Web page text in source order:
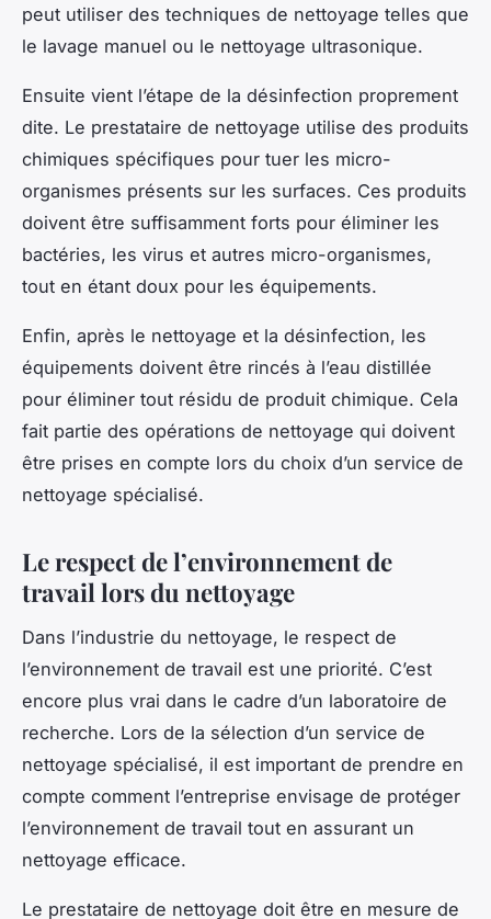
peut utiliser des techniques de nettoyage telles que
le lavage manuel ou le nettoyage ultrasonique.
Ensuite vient l’étape de la désinfection proprement
dite. Le prestataire de nettoyage utilise des produits
chimiques spécifiques pour tuer les micro-
organismes présents sur les surfaces. Ces produits
doivent être suffisamment forts pour éliminer les
bactéries, les virus et autres micro-organismes,
tout en étant doux pour les équipements.
Enfin, après le nettoyage et la désinfection, les
équipements doivent être rincés à l’eau distillée
pour éliminer tout résidu de produit chimique. Cela
fait partie des opérations de nettoyage qui doivent
être prises en compte lors du choix d’un service de
nettoyage spécialisé.
Le respect de l’environnement de
travail lors du nettoyage
Dans l’industrie du nettoyage, le respect de
l’environnement de travail est une priorité. C’est
encore plus vrai dans le cadre d’un laboratoire de
recherche. Lors de la sélection d’un service de
nettoyage spécialisé, il est important de prendre en
compte comment l’entreprise envisage de protéger
l’environnement de travail tout en assurant un
nettoyage efficace.
Le prestataire de nettoyage doit être en mesure de